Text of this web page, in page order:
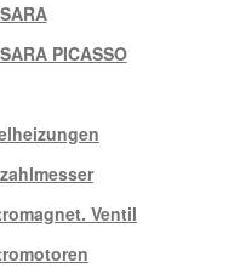
PICASSO
Ventil